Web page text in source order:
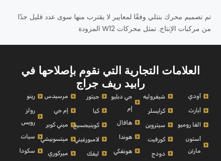
تم تصميم محرك بنتلي وفقًا لمعايير لا يقترب منها سوى عدد قليل جدًا
من مركبات الإنتاج. تمثل محركات W12 المزودة
العلامات التجارية التي نقوم بإصلاحها في
رابيد ريف جراج
أودي
أبارث
الفا روميو
أستون
مارتن
شيفروليه
كرايسلر
سيتروين
كورفيت
دودج
جي دبليو
إم
هافال
هوندا
هونغكي
جيتور
كيا
كوينيجسيج
لامبورغيني
ليفك
مرسيدس
إم جي
ميني كوبر
ميتسوبيشي
ميركوري
رينو
رولز
رويس
سيات
سكودا